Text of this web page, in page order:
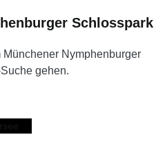
Schlosspark
Nymphenburger
gehen.